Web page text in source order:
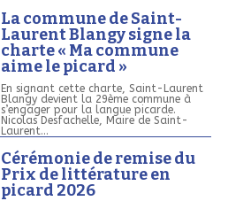
La commune de Saint-
Laurent Blangy signe la
charte « Ma commune
aime le picard »
En signant cette charte, Saint-Laurent
Blangy devient la 29ème commune à
s’engager pour la langue picarde.
Nicolas Desfachelle, Maire de Saint-
Laurent...
Cérémonie de remise du
Prix de littérature en
picard 2026